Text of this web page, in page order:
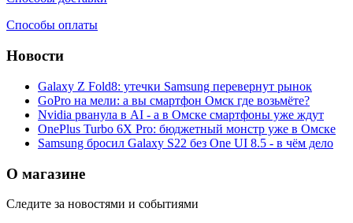
Способы оплаты
Новости
Galaxy Z Fold8: утечки Samsung перевернут рынок
GoPro на мели: а вы смартфон Омск где возьмёте?
Nvidia рванула в AI - а в Омске смартфоны уже ждут
OnePlus Turbo 6X Pro: бюджетный монстр уже в Омске
Samsung бросил Galaxy S22 без One UI 8.5 - в чём дело
О магазине
Следите за новостями и событиями